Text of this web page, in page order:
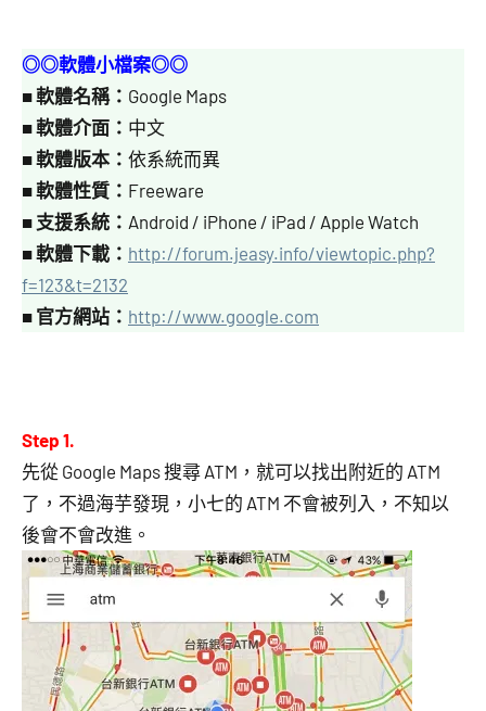
◎◎軟體小檔案◎◎
■軟體名稱： Google Maps
■軟體介面： 中文
■軟體版本： 依系統而異
■軟體性質： Freeware
■ 支援系統： Android / iPhone / iPad / Apple Watch
■軟體下載： http://forum.jeasy.info/viewtopic.php?
f=123&t=2132
■ 官方網站： http://www.google.com
Step 1.
先從 Google Maps 搜尋 ATM，就可以找出附近的 ATM
了，不過海芋發現，小七的 ATM 不會被列入，不知以
後會不會改進。